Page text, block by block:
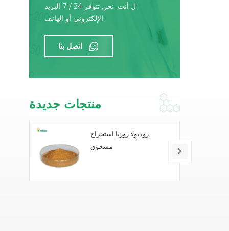
ل أنت. نحن تتوفر 24 / 7 البريد
الإلكتروني أو الهاتف.
اتصل بنا
منتجات جديدة
روديولا روزيا استخراج
مسحوق